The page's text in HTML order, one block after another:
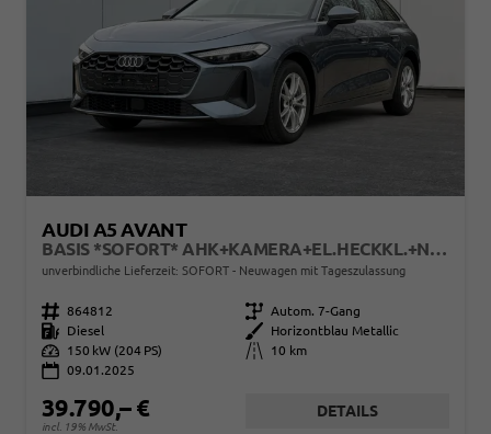
AUDI A5 AVANT
BASIS *SOFORT* AHK+KAMERA+EL.HECKKL.+NAVI+SHZ+17 LM
unverbindliche Lieferzeit: SOFORT Neuwagen mit Tageszulassung
Fahrzeugnr. 864812 Getriebe Autom. 7-Gang
Kraftstoff
Diesel Außenfarbe
Horizontblau Metallic
Leistung
150 kW (204 PS) Kilometerstand
10 km
09.01.2025
39.790,– €
incl. 19% MwSt.
DETAILS